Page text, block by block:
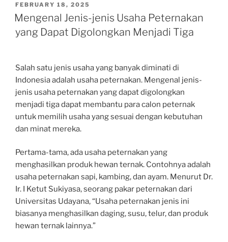
POSTED
ON
FEBRUARY 18, 2025
Mengenal Jenis-jenis Usaha Peternakan
yang Dapat Digolongkan Menjadi Tiga
Salah satu jenis usaha yang banyak diminati di
Indonesia adalah usaha peternakan. Mengenal jenis-
jenis usaha peternakan yang dapat digolongkan
menjadi tiga dapat membantu para calon peternak
untuk memilih usaha yang sesuai dengan kebutuhan
dan minat mereka.
Pertama-tama, ada usaha peternakan yang
menghasilkan produk hewan ternak. Contohnya adalah
usaha peternakan sapi, kambing, dan ayam. Menurut Dr.
Ir. I Ketut Sukiyasa, seorang pakar peternakan dari
Universitas Udayana, “Usaha peternakan jenis ini
biasanya menghasilkan daging, susu, telur, dan produk
hewan ternak lainnya.”